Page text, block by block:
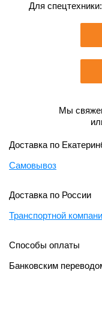
Для спецтехники:
Мы
Доставка по
Самовывоз
Доставка по России
Транспортной
Способы оплаты
Банковским